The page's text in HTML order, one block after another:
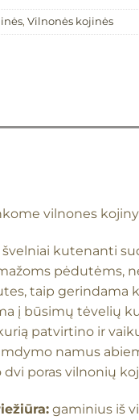
, Vilnonės kojinės
vilnones
švelniai kutenanti
pėdutėms,
taip gerindama
į būsimų tėvelių
patvirtino ir
namus
dvi poras vilnonių
gaminius iš